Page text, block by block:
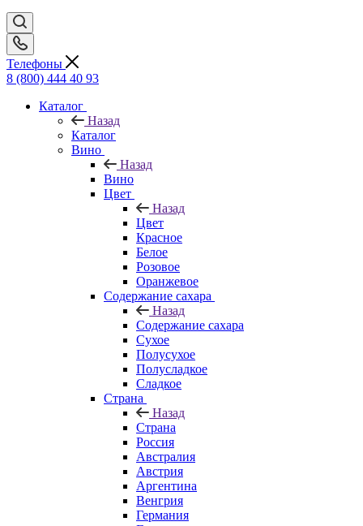
Телефоны
8 (800) 444 40 93
Каталог
Назад
Каталог
Вино
Назад
Вино
Цвет
Назад
Цвет
Красное
Белое
Розовое
Оранжевое
Содержание сахара
Назад
Содержание сахара
Сухое
Полусухое
Полусладкое
Сладкое
Страна
Назад
Страна
Россия
Австралия
Австрия
Аргентина
Венгрия
Германия